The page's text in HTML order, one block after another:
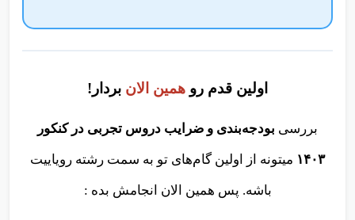
اولین قدم رو همین الان بردار!
بررسی بودجه‌بندی و ضرایب دروس تجربی در کنکور
۱۴۰۳ میتونه از اولین گام‌های تو به سمت رشته رویاییت
باشه. پس همین الان انجامش بده :